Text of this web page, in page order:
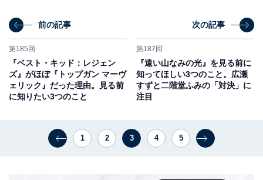
前の記事
第185回
『ベスト・キッド：レジェン
ズ』がほぼ『トップガン マーヴ
ェリック』だった理由。見る前
に知りたい3つのこと
次の記事
第187回
『遠い山なみの光』を見る前に
知ってほしい3つのこと。広瀬
すずと二階堂ふみの「対決」に
注目
1 2 3 4 5